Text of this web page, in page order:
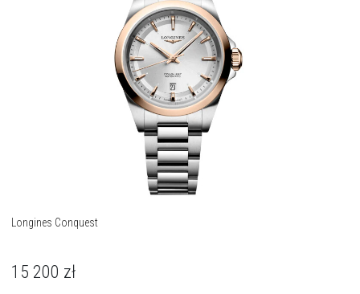
Longines Conquest
15 200 zł